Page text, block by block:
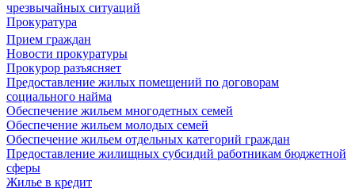
чрезвычайных ситуаций
Прокуратура
Прием граждан
Новости прокуратуры
Прокурор разъясняет
Предоставление жилых помещений по договорам
социального найма
Обеспечение жильем многодетных семей
Обеспечение жильем молодых семей
Обеспечение жильем отдельных категорий граждан
Предоставление жилищных субсидий работникам бюджетной
сферы
Жилье в кредит